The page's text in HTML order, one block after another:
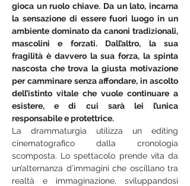
gioca un ruolo chiave. Da un lato, incarna
la sensazione di essere fuori luogo in un
ambiente dominato da canoni tradizionali,
mascolini e forzati. Dall’altro, la sua
fragilità è davvero la sua forza, la spinta
nascosta che trova la giusta motivazione
per camminare senza affondare, in ascolto
dell’istinto vitale che vuole continuare a
esistere, e di cui sarà lei l’unica
responsabile e protettrice.
La drammaturgia utilizza un editing
cinematografico dalla cronologia
scomposta. Lo spettacolo prende vita da
un’alternanza d’immagini che oscillano tra
realtà e immaginazione, sviluppandosi